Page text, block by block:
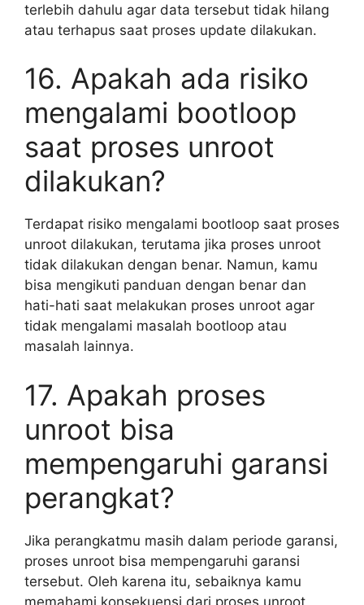
terlebih dahulu agar data tersebut tidak hilang
atau terhapus saat proses update dilakukan.
16. Apakah ada risiko
mengalami bootloop
saat proses unroot
dilakukan?
Terdapat risiko mengalami bootloop saat proses
unroot dilakukan, terutama jika proses unroot
tidak dilakukan dengan benar. Namun, kamu
bisa mengikuti panduan dengan benar dan
hati-hati saat melakukan proses unroot agar
tidak mengalami masalah bootloop atau
masalah lainnya.
17. Apakah proses
unroot bisa
mempengaruhi garansi
perangkat?
Jika perangkatmu masih dalam periode garansi,
proses unroot bisa mempengaruhi garansi
tersebut. Oleh karena itu, sebaiknya kamu
memahami konsekuensi dari proses unroot